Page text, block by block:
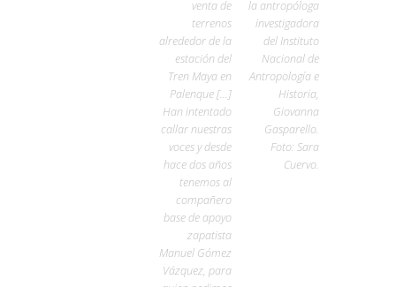
venta de
terrenos
alrededor de la
estación del
Tren Maya en
Palenque […]
Han intentado
callar nuestras
voces y desde
hace dos años
tenemos al
compañero
base de apoyo
zapatista
Manuel Gómez
Vázquez, para
la antropóloga
investigadora
del Instituto
Nacional de
Antropología e
Historia,
Giovanna
Gasparello.
Foto: Sara
Cuervo.